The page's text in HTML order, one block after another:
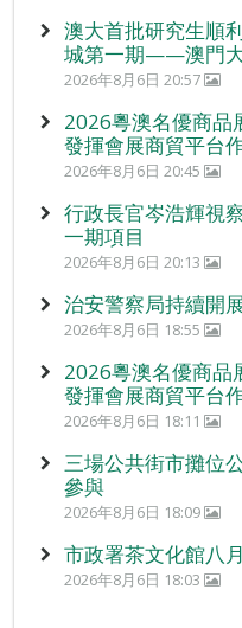
澳大首批研究生順
城第一期——澳門大
2026年8月6日 20:57
2026粵澳名優商品
發揮會展商貿平台
2026年8月6日 20:45
行政長官岑浩輝視
一期項目
2026年8月6日 20:13
治安警察局持續開
2026年8月6日 18:55
2026粵澳名優商品
發揮會展商貿平台
2026年8月6日 18:11
三場公共街市攤位
參與
2026年8月6日 18:09
市政署茶文化館八
2026年8月6日 18:03